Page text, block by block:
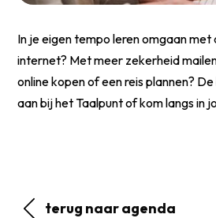
In je eigen tempo leren omgaan
internet? Met meer zekerheid
online kopen of een reis plannen?
aan bij het Taalpunt of kom langs in
terug naar agenda